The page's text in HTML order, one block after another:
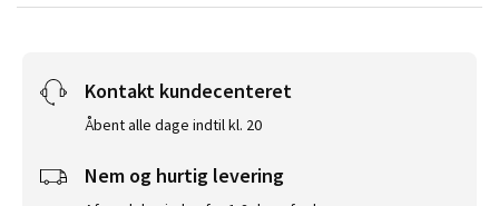
Kontakt kundecenteret
Åbent alle dage indtil kl. 20
Nem og hurtig levering